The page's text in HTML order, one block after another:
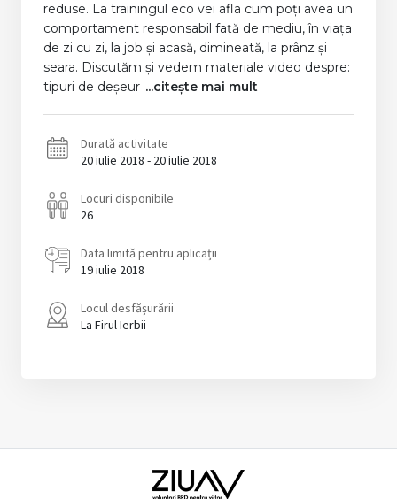
reduse. La trainingul eco vei afla cum poți avea un
comportament responsabil față de mediu, în viața
de zi cu zi, la job și acasă, dimineată, la prânz și
seara. Discutăm și vedem materiale video despre:
tipuri de deșeur ...citește mai mult
Durată activitate
20 iulie 2018 - 20 iulie 2018
Locuri disponibile
26
Data limită pentru aplicații
19 iulie 2018
Locul desfășurării
La Firul Ierbii